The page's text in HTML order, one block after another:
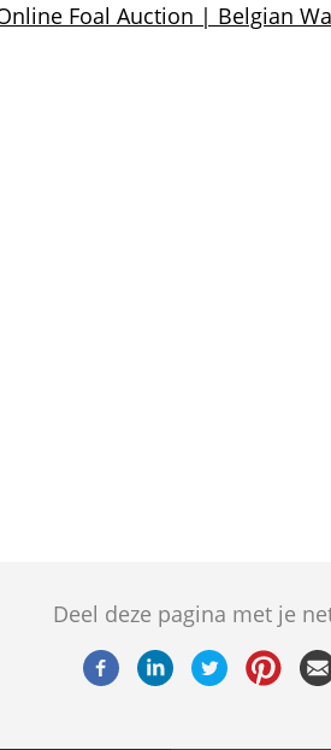
Foal Auction | Belgian
Deel deze pagina met je